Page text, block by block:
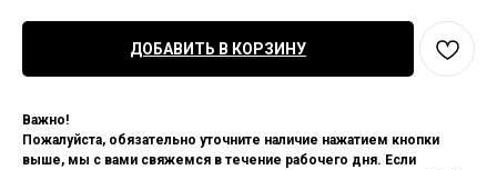
ДОБАВИТЬ В КОРЗИНУ
Важно!
Пожалуйста, обязательно уточните наличие нажатием кнопки
выше, мы с вами свяжемся в течение рабочего дня. Если